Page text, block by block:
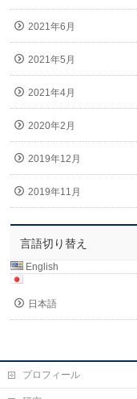
2021年6月
2021年5月
2021年4月
2020年2月
2019年12月
2019年11月
言語切り替え
English
日本語
プロフィール